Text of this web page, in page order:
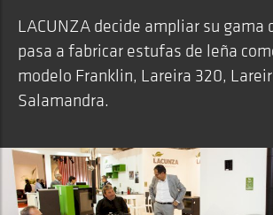
LACUNZA decide ampliar su gama
pasa a fabricar estufas de leña
modelo Franklin, Lareira 320,
Salamandra.